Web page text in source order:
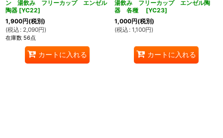
ン 湯飲み フリーカップ エンゼル
陶器 [YC22]
1,900円(税別)
(税込 : 2,090円)
在庫数 56点
カートに入れる
湯飲み フリーカップ エンゼル陶
器 各種
[YC23]
1,000円(税別)
(税込 : 1,100円)
カートに入れる